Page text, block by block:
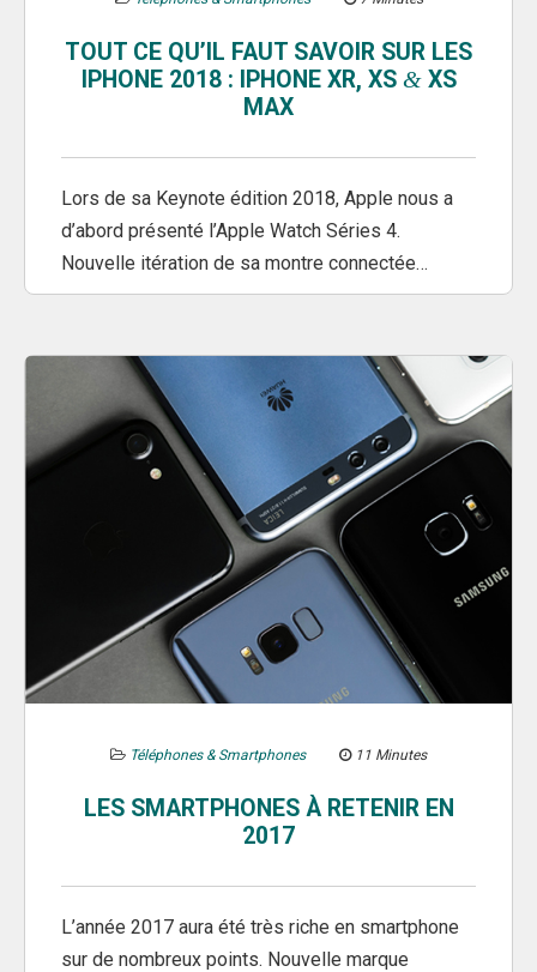
TOUT CE QU’IL FAUT SAVOIR SUR LES
IPHONE 2018 : IPHONE XR, XS &XS
MAX
Lors de sa Keynote édition 2018, Apple nous a
d’abord présenté l’Apple Watch Séries 4.
Nouvelle itération de sa montre connectée…
Téléphones & Smartphones 11 Minutes
LES SMARTPHONES À RETENIR EN
2017
L’année 2017 aura été très riche en smartphone
sur de nombreux points. Nouvelle marque